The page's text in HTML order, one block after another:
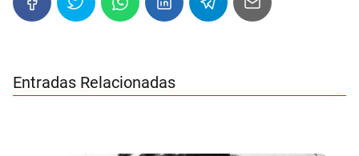
Entradas Relacionadas